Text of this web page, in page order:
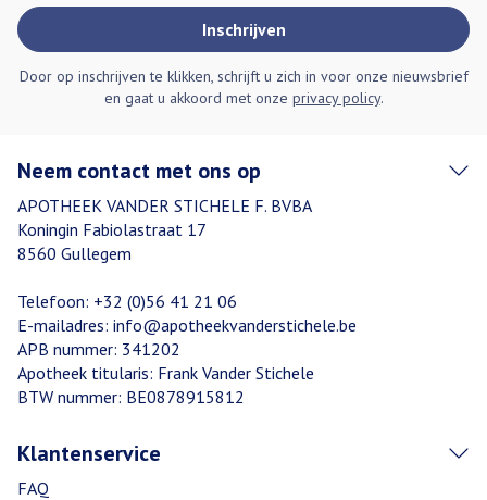
Inschrijven
Door op inschrijven te klikken, schrijft u zich in voor onze nieuwsbrief
en gaat u akkoord met onze privacy policy.
Neem contact met ons op
APOTHEEK VANDER STICHELE F. BVBA
Koningin Fabiolastraat 17
8560 Gullegem
Telefoon: +32 (0)56 41 21 06
E-mailadres: info@apotheekvanderstichele.be
APB nummer: 341202
Apotheek titularis: Frank Vander Stichele
BTW nummer: BE0878915812
Klantenservice
FAQ